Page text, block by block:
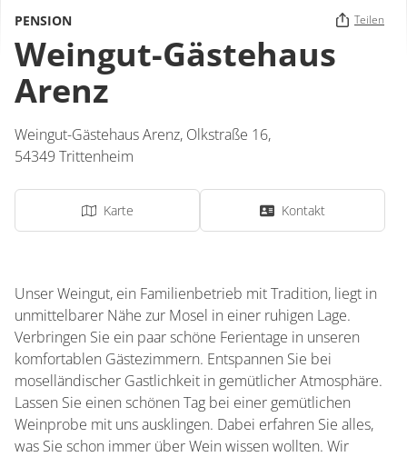
PENSION Teilen
Weingut-Gästehaus
Arenz
Weingut-Gästehaus Arenz, Olkstraße 16,
54349 Trittenheim
Karte Kontakt
Unser Weingut, ein Familienbetrieb mit Tradition, liegt in
unmittelbarer Nähe zur Mosel in einer ruhigen Lage.
Verbringen Sie ein paar schöne Ferientage in unseren
komfortablen Gästezimmern. Entspannen Sie bei
moselländischer Gastlichkeit in gemütlicher Atmosphäre.
Lassen Sie einen schönen Tag bei einer gemütlichen
Weinprobe mit uns ausklingen. Dabei erfahren Sie alles,
was Sie schon immer über Wein wissen wollten. Wir